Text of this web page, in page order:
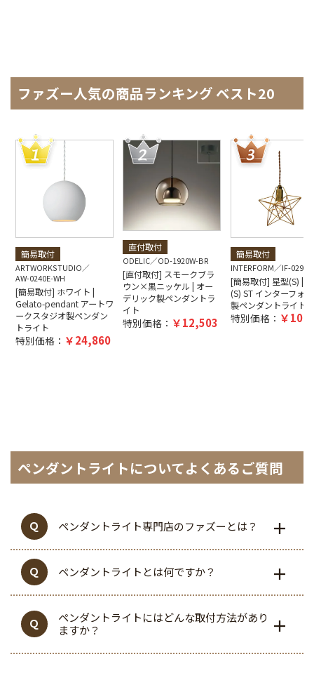
ファズー人気の商品ランキング ベスト20
簡易取付
ARTWORKSTUDIO
AW-0240E-WH
[簡易取付] ホワイト |
Gelato-pendant アートワ
ークスタジオ製ペンダン
トライト
特別価格： 24,860
直付取付
ODELIC OD-1920W-BR
[直付取付] スモークブラ
ウン×黒ニッケル | オー
デリック製ペンダントラ
イト
特別価格： 12,503
簡易取付
INTERFORM IF-
[簡易取付] 星型(S) |
(S) ST インターフォ
製ペンダントライト
特別価格：
ペンダントライトについてよくあるご質問
ペンダントライト専門店のファズーとは？
ペンダントライトとは何ですか？
ペンダントライトにはどんな取付方法があり
ますか？